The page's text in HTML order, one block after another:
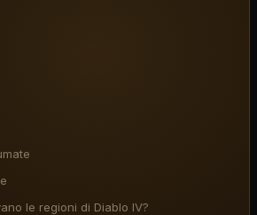
le regioni di Diablo IV?